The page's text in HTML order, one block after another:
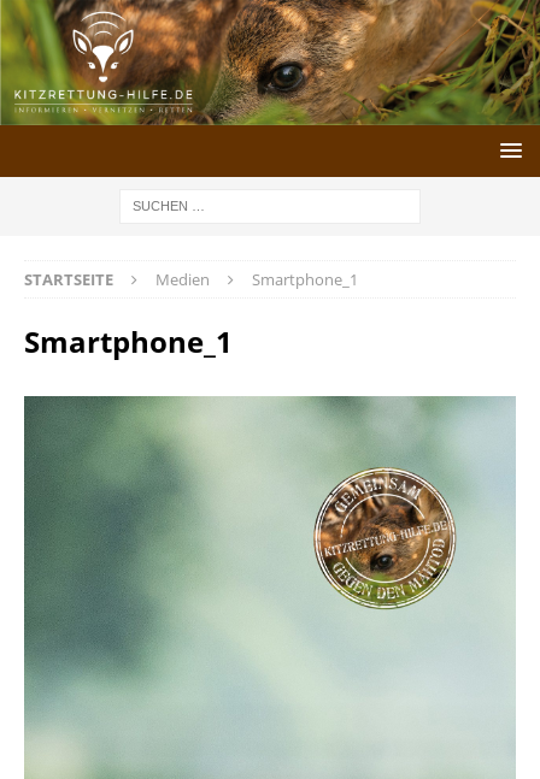
STARTSEITE Medien Smartphone_1
Smartphone_1